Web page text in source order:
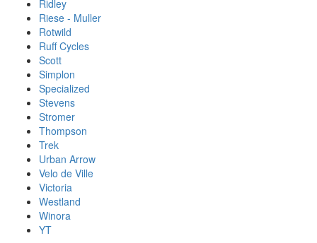
Ridley
Riese - Muller
Rotwild
Ruff Cycles
Scott
Simplon
Specialized
Stevens
Stromer
Thompson
Trek
Urban Arrow
Velo de Ville
Victoria
Westland
Winora
YT